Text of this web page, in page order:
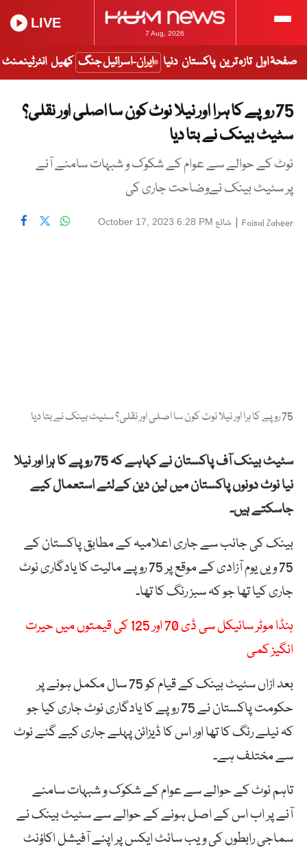
7 Aug, 2026
LIVE
صفحۂ اول تازہ ترین پاکستان دنیا ایران-اسرائیل جنگ کھیل انٹرٹینمنٹ
75 روپے کا ہرا اور نیلا نوٹ کون سا اصلی اور نقلی؟
سٹیٹ بینک نے بتا دیا
نوٹ کے حوالے سے عوام کے شکوک و شبہات سامنے آنے
پر سٹیٹ بینک نےوضاحت جاری کی
Faisal Zaheer
| شائع October 17, 2023 6:28 PM
75 روپے کا ہرا اور نیلا نوٹ کون سا اصلی اور نقلی؟ سٹیٹ بینک نے بتا دیا
سٹیٹ بینک آف پاکستان نے کہاہے کہ 75 روپے کا ہرا اور نیلا
نیا نوٹ دونوں پاکستان میں لین دین کےلئے استعمال کیے
جاسکتے ہیں۔
بینک کی جانب سے جاری اعلامیہ کے مطابق پاکستان کے
75 ویں یوم آزادی کے موقع پر 75 روپے مالیت کا یادگاری نوٹ
جاری کیا تھا جو کہ سبز رنگ کا تھا۔
ہنڈا موٹر سائیکل سی ڈی 70 اور 125 کی قیمتوں میں حیرت
انگیز کمی
بعد ازاں سٹیٹ بینک کے قیام کو 75 سال مکمل ہونے پر
حکومت پاکستان نے 75 روپے کا یادگاری نوٹ جاری کیا جو
کہ نیلے رنگ کا تھا اور اس کا ڈیزائن پہلے جاری کیے گئے نوٹ
سے مختلف ہے۔
تاہم نوٹ کے حوالے سے عوام کے شکوک و شبہات سامنے
آنے پر اب اس کے اصل ہونے کے حوالے سے سٹیٹ بینک نے
سماجی رابطوں کی ویب سائٹ ایکس پر اپنے آفیشل اکاؤنٹ